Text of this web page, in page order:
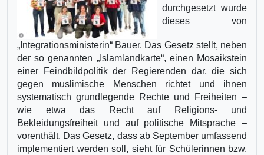
durchgesetzt wurde
dieses von
„Integrationsministerin“ Bauer. Das Gesetz stellt, neben
der so genannten „Islamlandkarte“, einen Mosaikstein
einer Feindbildpolitik der Regierenden dar, die sich
gegen muslimische Menschen richtet und ihnen
systematisch grundlegende Rechte und Freiheiten –
wie etwa das Recht auf Religions- und
Bekleidungsfreiheit und auf politische Mitsprache –
vorenthält. Das Gesetz, dass ab September umfassend
implementiert werden soll, sieht für Schülerinnen bzw.